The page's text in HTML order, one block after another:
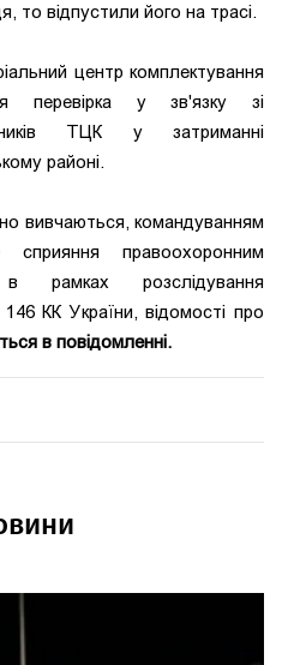
то відпустили його на трасі.
центр комплектування
перевірка у зв'язку зі
ТЦК у затриманні
районі.
вивчаються, командуванням
сприяння правоохоронним
розслідування
КК України, відомості про
в повідомленні.